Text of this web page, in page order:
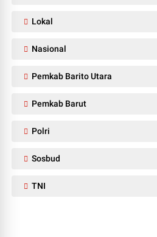
Lokal
Nasional
Pemkab Barito Utara
Pemkab Barut
Polri
Sosbud
TNI